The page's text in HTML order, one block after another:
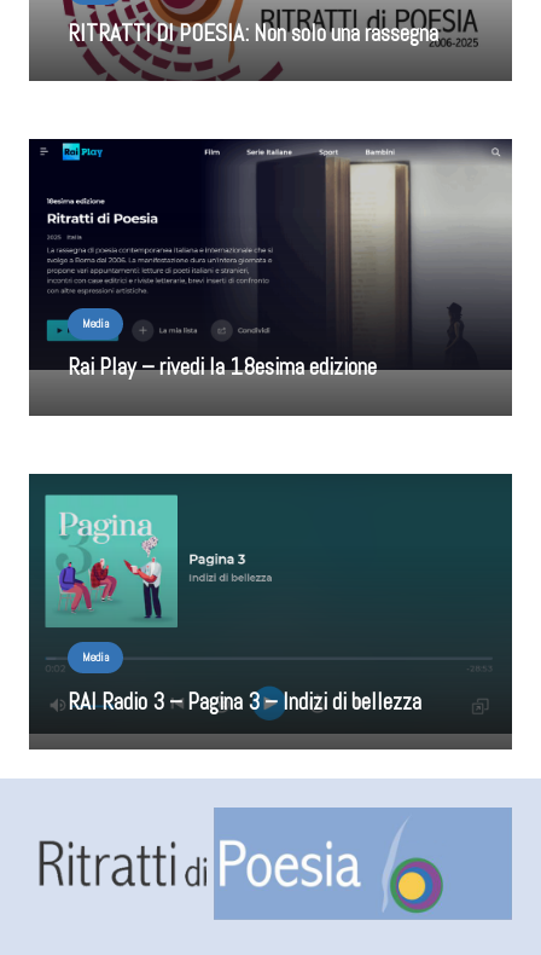
RITRATTI DI POESIA: Non solo una rassegna
Media
Rai Play – rivedi la 18esima edizione
Media
RAI Radio 3 – Pagina 3 – Indizi di bellezza